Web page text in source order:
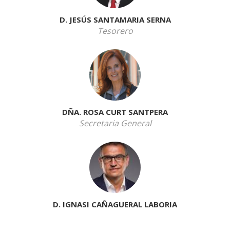
D. JESÚS SANTAMARIA SERNA
Tesorero
DÑA. ROSA CURT SANTPERA
Secretaria General
D. IGNASI CAÑAGUERAL LABORIA